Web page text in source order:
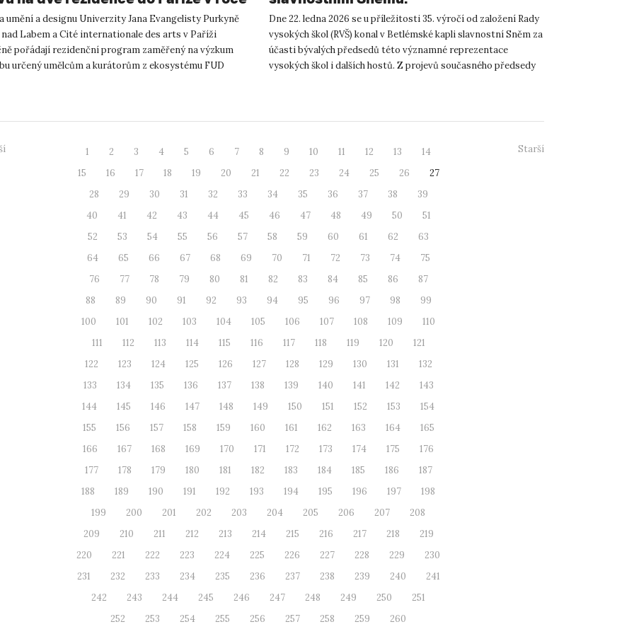
umění a designu Univerzity Jana Evangelisty Purkyně
Labem a Cité internationale des arts v Paříži
pořádají rezidenční program zaměřený na výzkum
určený umělcům a kurátorům z ekosystému FUD
Dne 22. ledna 2026 se u příležitosti 35. výročí od založení Rady
vysokých škol (RVŠ) konal v Betlémské kapli slavnostní Sněm za
účasti bývalých předsedů této významné reprezentace
vysokých škol i dalších hostů. Z projevů současného předsedy
1 2 3 4 5 6 7 8 9 10 11 12 13
14
15
16 17 18 19 20 21 22 23 24 25 26
27
28
29 30 31 32 33 34 35 36 37 38
39
40
41 42 43 44 45 46 47 48 49 50
51
52
53 54 55 56 57 58 59 60 61 62
63
64
65 66 67 68 69 70 71 72 73 74
75
76
77 78 79 80 81 82 83 84 85 86
87
88
89 90 91 92 93 94 95 96 97 98
99
100
101 102 103 104 105 106 107 108 109
110
111
112 113 114 115 116 117 118 119 120
121
122
123 124 125 126 127 128 129 130 131
132
133
134 135 136 137 138 139 140 141 142
143
144
145 146 147 148 149 150 151 152 153
154
155
156 157 158 159 160 161 162 163 164
165
166
167 168 169 170 171 172 173 174 175
176
177
178 179 180 181 182 183 184 185 186
187
188
189 190 191 192 193 194 195 196 197
198
199
200 201 202 203 204 205 206 207
208
209
210 211 212 213 214 215 216 217 218
219
220
221 222 223 224 225 226 227 228 229
230
231
232 233 234 235 236 237 238 239 240
241
242
243 244 245 246 247 248 249 250
251
252
253 254 255 256 257 258 259 260
Starší